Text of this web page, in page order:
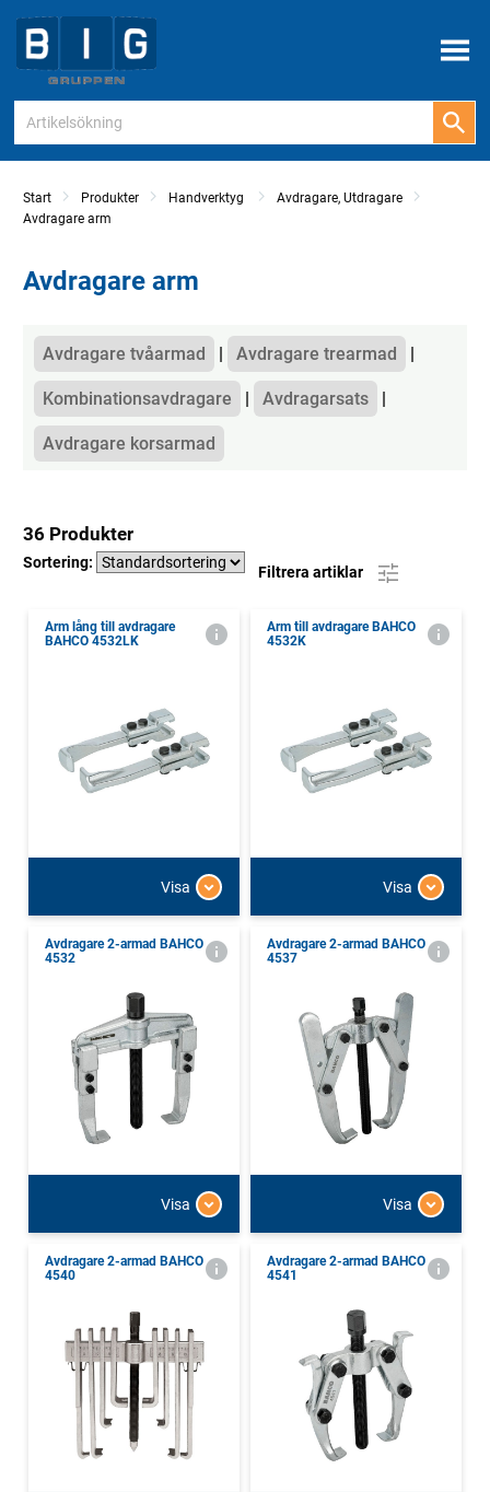
Meny
Start Produkter Handverktyg
Avdragare, Utdragare
Avdragare arm
Avdragare arm
Kategorier
Avdragare tvåarmad Avdragare trearmad
Kombinationsavdragare Avdragarsats
Avdragare korsarmad
36 Produkter
Sortering:
Filtrera artiklar
Arm lång till avdragare
BAHCO 4532LK
Visa
Arm till avdragare BAHCO
4532K
Visa
Avdragare 2-armad BAHCO
4532
Visa
Avdragare 2-armad BAHCO
4537
Visa
Avdragare 2-armad BAHCO
4540
Avdragare 2-armad BAHCO
4541